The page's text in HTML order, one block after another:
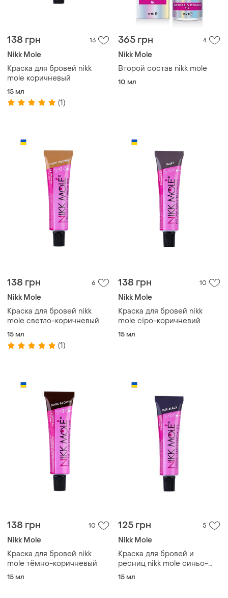
138 грн 13
Nikk Mole
Краска для бровей nikk
mole коричневый
15 мл
(1)
365 грн 4
Nikk Mole
Второй состав nikk mole
10 мл
138 грн 6
Nikk Mole
Краска для бровей nikk
mole светло-коричневый
15 мл
(1)
138 грн 10
Nikk Mole
Краска для бровей nikk
mole сіро-коричневий
15 мл
138 грн 10
Nikk Mole
Краска для бровей nikk
mole тёмно-коричневый
15 мл
125 грн 5
Nikk Mole
Краска для бровей и
ресниц nikk mole синьо-
чорний
15 мл